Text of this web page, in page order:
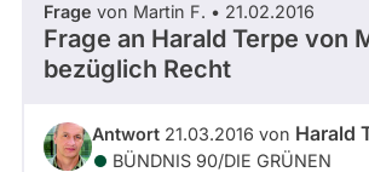
Frage von Martin F. • 21.02.2016
Frage an Harald Terpe von
bezüglich Recht
Antwort 21.03.2016 von Harald
BÜNDNIS 90/­DIE GRÜNEN